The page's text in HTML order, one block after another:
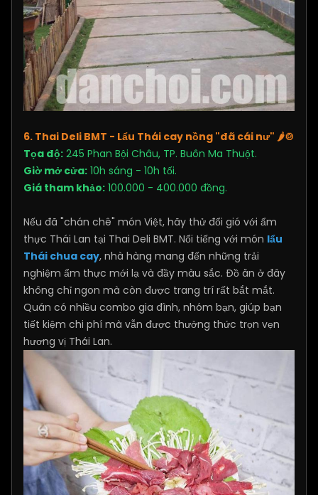
6. Thai Deli BMT - Lẩu Thái cay nồng "đã cái nư" 🌶️🍲
Tọa độ: 245 Phan Bội Châu, TP. Buôn Ma Thuột.
Giờ mở cửa: 10h sáng - 10h tối.
Giá tham khảo: 100.000 - 400.000 đồng.
Nếu đã "chán chê" món Việt, hãy thử đổi gió với ẩm
thực Thái Lan tại Thai Deli BMT. Nổi tiếng với món lẩu
Thái chua cay, nhà hàng mang đến những trải
nghiệm ẩm thực mới lạ và đầy màu sắc. Đồ ăn ở đây
không chỉ ngon mà còn được trang trí rất bắt mắt.
Quán có nhiều combo gia đình, nhóm bạn, giúp bạn
tiết kiệm chi phí mà vẫn được thưởng thức trọn vẹn
hương vị Thái Lan.